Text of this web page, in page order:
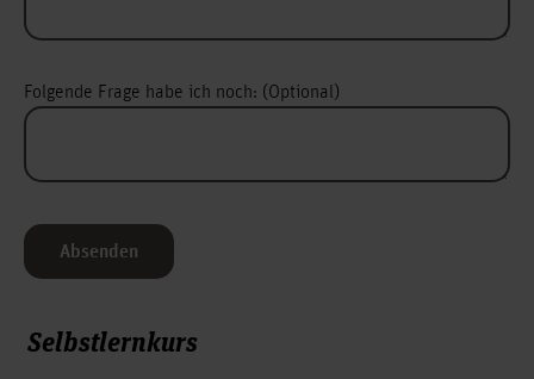
Folgende Frage habe ich noch: (Optional)
Absenden
Selbstlernkurs